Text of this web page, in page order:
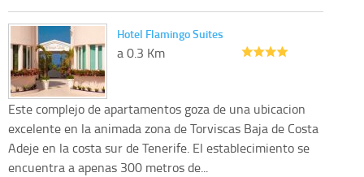
Hotel Flamingo Suites
a 0.3 Km
Este complejo de apartamentos goza de una ubicacion
excelente en la animada zona de Torviscas Baja de Costa
Adeje en la costa sur de Tenerife. El establecimiento se
encuentra a apenas 300 metros de...